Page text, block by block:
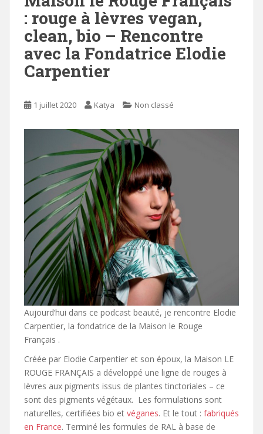
: rouge à lèvres vegan,
clean, bio – Rencontre
avec la Fondatrice Elodie
Carpentier
1 juillet 2020 Katya Non classé
Aujourd’hui dans ce podcast beauté, je rencontre Elodie
Carpentier, la fondatrice de la Maison le Rouge
Français .
Créée par Elodie Carpentier et son époux, la Maison LE
ROUGE FRANÇAIS a développé une ligne de rouges à
lèvres aux pigments issus de plantes tinctoriales – ce
sont des pigments végétaux. Les formulations sont
naturelles, certifiées bio et véganes. Et le tout : fabriqués
en France. Terminé les formules de RAL à base de